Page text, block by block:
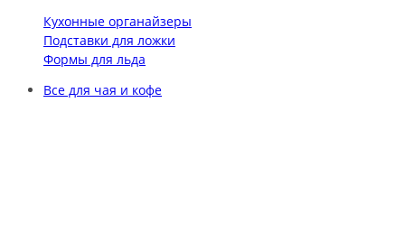
Кухонные органайзеры
Подставки для ложки
Формы для льда
Все для чая и кофе